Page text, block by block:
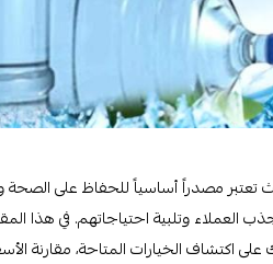
تعتبر مصدراً أساسياً للحفاظ على الصحة
العملاء وتلبية احتياجاتهم. في
اكتشاف الخيارات المتاحة، مقارنة